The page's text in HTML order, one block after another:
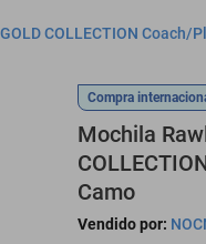
COLLECTION Coach/
Compra
Mochila
Camo
Vendido por: